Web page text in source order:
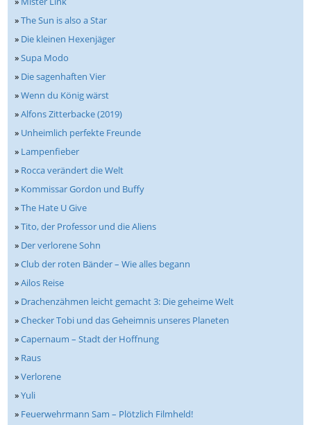
»The Sun is also a Star
» Die kleinen Hexenjäger
»Supa Modo
» Die sagenhaften Vier
»Wenn du König wärst
»Alfons Zitterbacke (2019)
» Unheimlich perfekte Freunde
» Lampenfieber
» Rocca verändert die Welt
» Kommissar Gordon und Buffy
»The Hate U Give
»Tito, der Professor und die Aliens
» Der verlorene Sohn
»Club der roten Bänder – Wie alles begann
»Ailos Reise
» Drachenzähmen leicht gemacht 3: Die geheime Welt
»Checker Tobi und das Geheimnis unseres Planeten
»Capernaum – Stadt der Hoffnung
» Raus
»Verlorene
»Yuli
» Feuerwehrmann Sam – Plötzlich Filmheld!